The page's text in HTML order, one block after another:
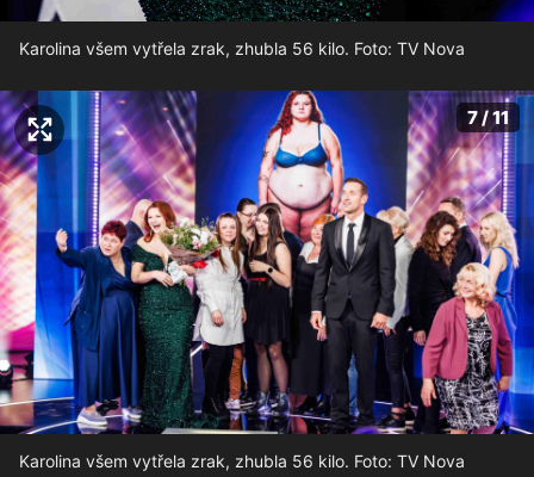
Karolina všem vytřela zrak, zhubla 56 kilo. Foto: TV Nova
7 / 11
Karolina všem vytřela zrak, zhubla 56 kilo. Foto: TV Nova